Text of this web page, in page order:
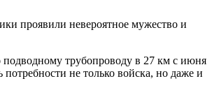
проявили невероятное мужество и
подводному трубопроводу в 27 км с июня
не только войска, но даже и